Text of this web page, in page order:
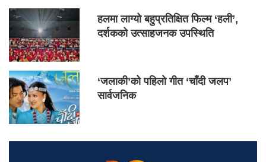
हलमा लाग्यो बहुप्रतिक्षित फिल्म ‘हली’,
दर्शकको उत्साहजनक उपस्थिति
‘जलाकी’को पहिलो गीत ‘चाँदी जलप’
सार्वजनिक